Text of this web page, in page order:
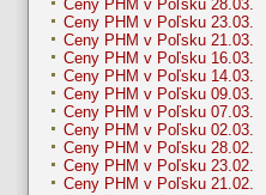
Ceny PHM v Poľsku 28.03.
Ceny PHM v Poľsku 23.03.
Ceny PHM v Poľsku 21.03.
Ceny PHM v Poľsku 16.03.
Ceny PHM v Poľsku 14.03.
Ceny PHM v Poľsku 09.03.
Ceny PHM v Poľsku 07.03.
Ceny PHM v Poľsku 02.03.
Ceny PHM v Poľsku 28.02.
Ceny PHM v Poľsku 23.02.
Ceny PHM v Poľsku 21.02.